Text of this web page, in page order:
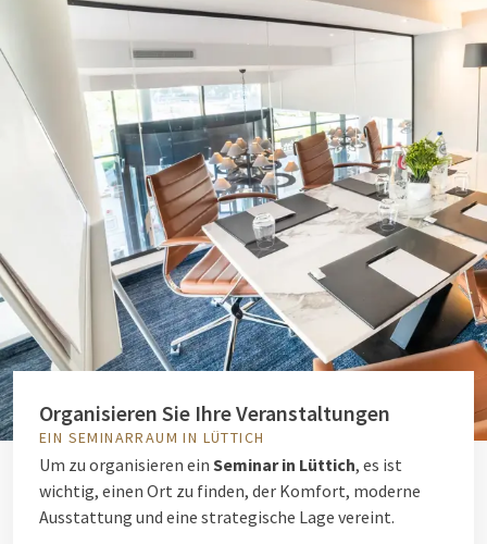
Organisieren Sie Ihre Veranstaltungen
EIN SEMINARRAUM IN LÜTTICH
Um zu organisieren ein Seminar in Lüttich, es ist
wichtig, einen Ort zu finden, der Komfort, moderne
Ausstattung und eine strategische Lage vereint.